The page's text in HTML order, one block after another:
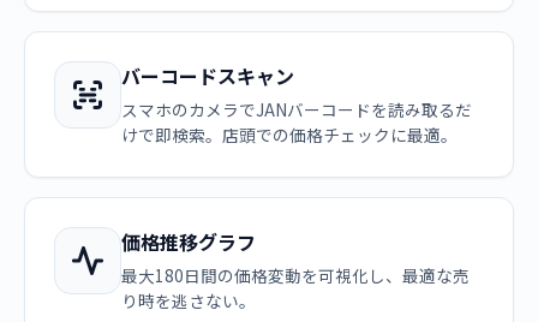
バーコードスキャン
スマホのカメラでJANバーコードを読み取るだ
けで即検索。店頭での価格チェックに最適。
価格推移グラフ
最大180日間の価格変動を可視化し、最適な売
り時を逃さない。